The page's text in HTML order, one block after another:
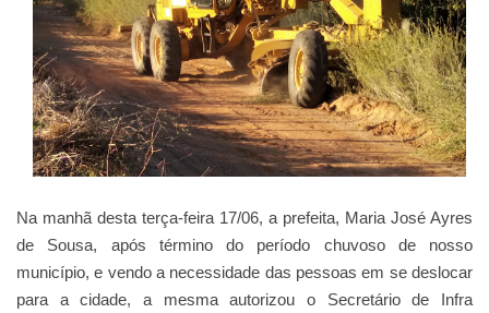
Na manhã desta terça-feira 17/06, a prefeita, Maria José Ayres
de Sousa, após término do período chuvoso de nosso
município, e vendo a necessidade das pessoas em se deslocar
para a cidade, a mesma autorizou o Secretário de Infra